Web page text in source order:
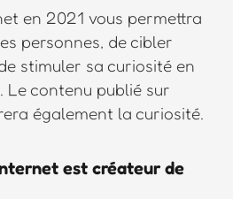
en 2021 vous permettra
personnes, de cibler
stimuler sa curiosité en
Le contenu publié sur
également la curiosité.
est créateur de